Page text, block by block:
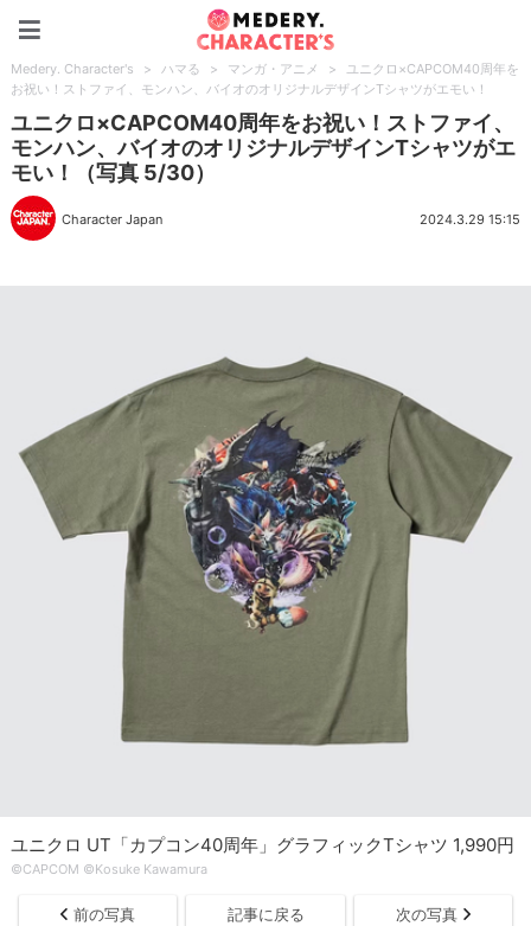
Medery. Character's > ハマる > マンガ・アニメ >
ユニクロ×CAPCOM40周年を
お祝い！ストファイ、モンハン、バイオのオリジナルデザインTシャツがエモい！
ユニクロ×CAPCOM40周年をお祝い！ストファイ、
モンハン、バイオのオリジナルデザインTシャツがエ
モい！（写真 5/30）
Character Japan 2024.3.29 15:15
ユニクロ UT「カプコン40周年」グラフィックTシャツ 1,990円
©CAPCOM ©Kosuke Kawamura
前の写真 記事に戻る 次の写真